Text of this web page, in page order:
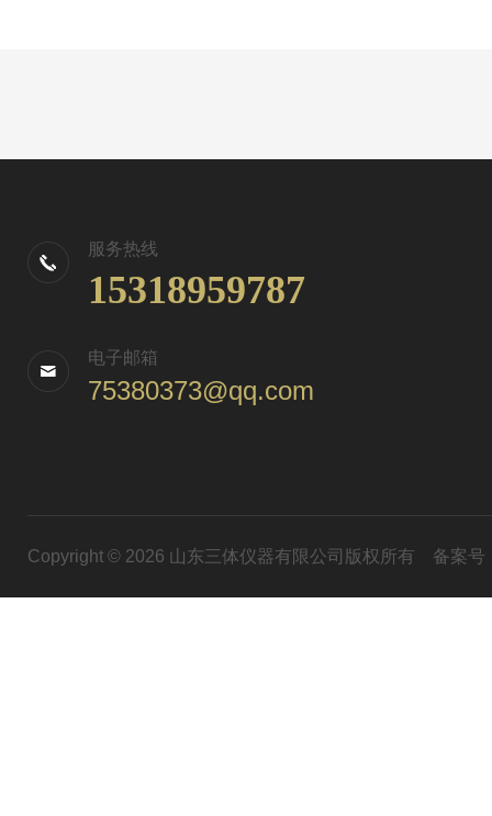
服务热线
15318959787
电子邮箱
75380373@qq.com
Copyright © 2026 山东三体仪器有限公司版权所有 备案号